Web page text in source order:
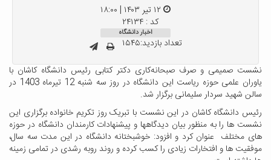
کد : ۲۴۱۳۴
اخبار دانشگاه
تعداد بازدید:۱۵۴۵
نشست صمیمی و صرف صبحانه‌کاری دکتر کتابی رئیس دانشگاه کاشان با
یاوران علمی حوزه ریاست این دانشگاه در روز سه شنبه 12 تیرماه 1403 در
سالن شهید سردار سلیمانی برگزار شد.
رئیس دانشگاه کاشان در این نشست با تبریک روز تکریم خانواده برگزاری این
نشست ها را به منظور بیان دیدگاهها و پیشنهادات کارمندان دانشگاه در حوزه
های مختلف عنوان کرد و افزود: خوشبختانه دانشگاه در این مدت سه سال،
موفقیت ها و افتخارات زیادی را کسب کرده و روند روبه رشدی در تمامی زمینه